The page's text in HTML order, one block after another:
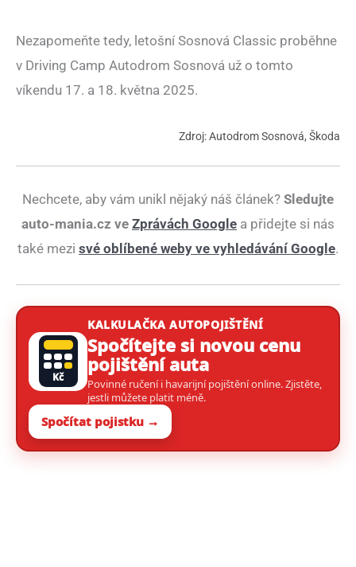
Nezapomeňte tedy, letošní Sosnová Classic proběhne
v Driving Camp Autodrom Sosnová už o tomto
víkendu 17. a 18. května 2025.
Zdroj: Autodrom Sosnová, Škoda
Nechcete, aby vám unikl nějaký náš článek? Sledujte
auto-mania.cz ve Zprávách Google a přidejte si nás
také mezi své oblíbené weby ve vyhledávání Google.
Kč
KALKULAČKA AUTOPOJIŠTĚNÍ
Spočítejte si novou cenu
pojištění auta
Povinné ručení i havarijní pojištění online. Zjistěte,
jestli můžete platit méně.
Spočítat pojistku →